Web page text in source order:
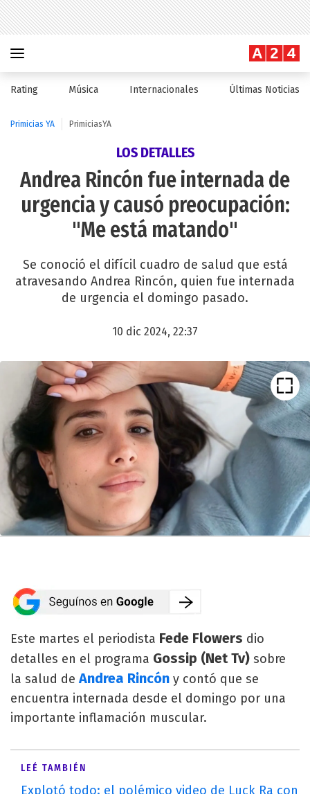
Rating Música Internacionales Últimas Noticias
Primicias YA PrimiciasYA
LOS DETALLES
Andrea Rincón fue internada de
urgencia y causó preocupación:
"Me está matando"
Se conoció el difícil cuadro de salud que está
atravesando Andrea Rincón, quien fue internada
de urgencia el domingo pasado.
10 dic 2024, 22:37
Este martes el periodista Fede Flowers dio
detalles en el programa Gossip (Net Tv) sobre
la salud deAndrea Rincón y contó que se
encuentra internada desde el domingo por una
importante inflamación muscular.
LEÉ TAMBIÉN
Explotó todo: el polémico video de Luck Ra con